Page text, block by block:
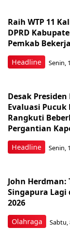
Headline
Raih WTP 11
DPRD
Pemkab
Senin,
Headline
Desak
Evaluasi
Rangkuti
Pergantian
Senin,
Olahraga
John Herdman:
Singapura Lagi
2026
Sabtu,